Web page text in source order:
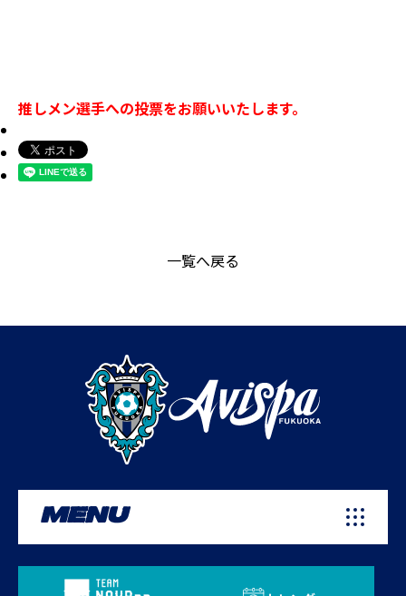
推しメン選手への投票をお願いいたします。
一覧へ戻る
MENU